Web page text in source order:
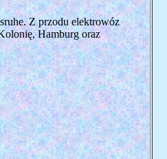
Z przodu elektrowóz
Hamburg oraz